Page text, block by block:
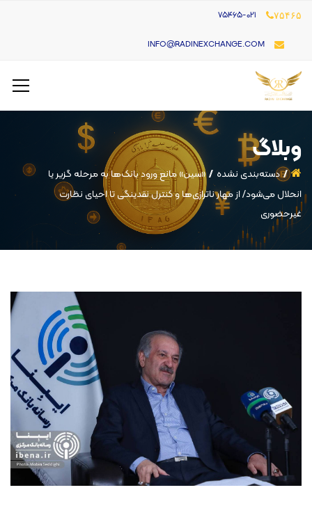
۷۵۴۶۵
INFO@RADINEXCHANGE.COM
وبلاگ
دسته‌بندی نشده
«سین» مانع ورود بانک‌ها به مرحله گزیر یا
انحلال می‌شود/ از مهار ناترازی‌ها و کنترل نقدینگی تا احیای نظارت
غیرحضوری